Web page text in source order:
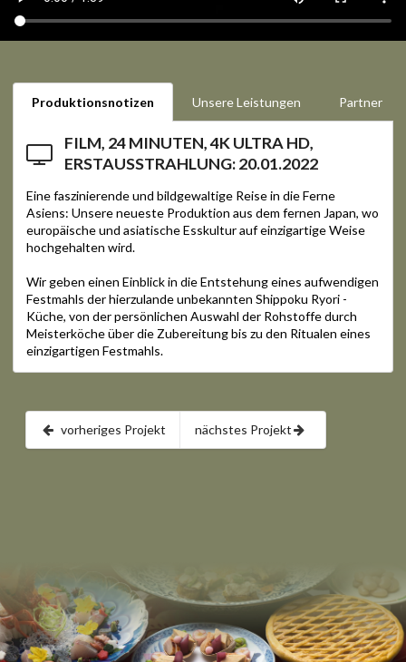
Produktionsnotizen Unsere Leistungen Partner
FILM, 24 MINUTEN, 4K ULTRA HD,
ERSTAUSSTRAHLUNG: 20.01.2022
Eine faszinierende und bildgewaltige Reise in die Ferne
Asiens: Unsere neueste Produktion aus dem fernen Japan, wo
europäische und asiatische Esskultur auf einzigartige Weise
hochgehalten wird.
Wir geben einen Einblick in die Entstehung eines aufwendigen
Festmahls der hierzulande unbekannten Shippoku Ryori -
Küche, von der persönlichen Auswahl der Rohstoffe durch
Meisterköche über die Zubereitung bis zu den Ritualen eines
einzigartigen Festmahls.
vorheriges Projekt nächstes Projekt